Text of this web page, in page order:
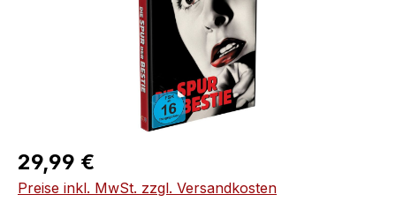
Regulärer Preis:
29,99 €
Preise inkl. MwSt. zzgl. Versandkosten